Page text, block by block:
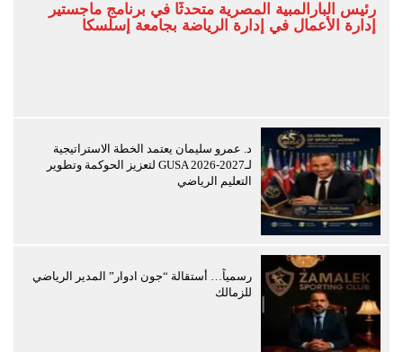
رئيس البارالمبية المصرية متحدثًا في برنامج ماجستير
إدارة الأعمال في إدارة الرياضة بجامعة إسلسكا
د. عمرو سليمان يعتمد الخطة الاستراتيجية
لـGUSA 2026-2027 لتعزيز الحوكمة وتطوير
التعليم الرياضي
رسمياً… أستقالة “جون ادوار” المدير الرياضي
للزمالك